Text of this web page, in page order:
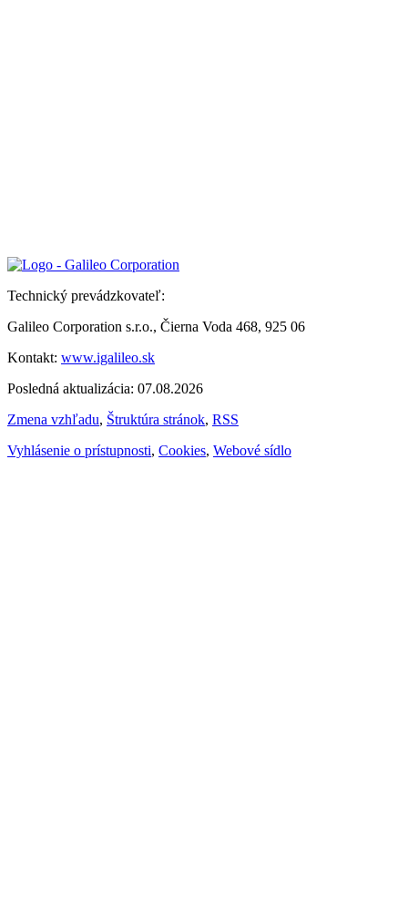
Technický prevádzkovateľ:
Galileo Corporation s.r.o., Čierna Voda 468, 925 06
Kontakt: www.igalileo.sk
Posledná aktualizácia: 07.08.2026
Zmena vzhľadu, Štruktúra stránok, RSS
Vyhlásenie o prístupnosti, Cookies, Webové sídlo